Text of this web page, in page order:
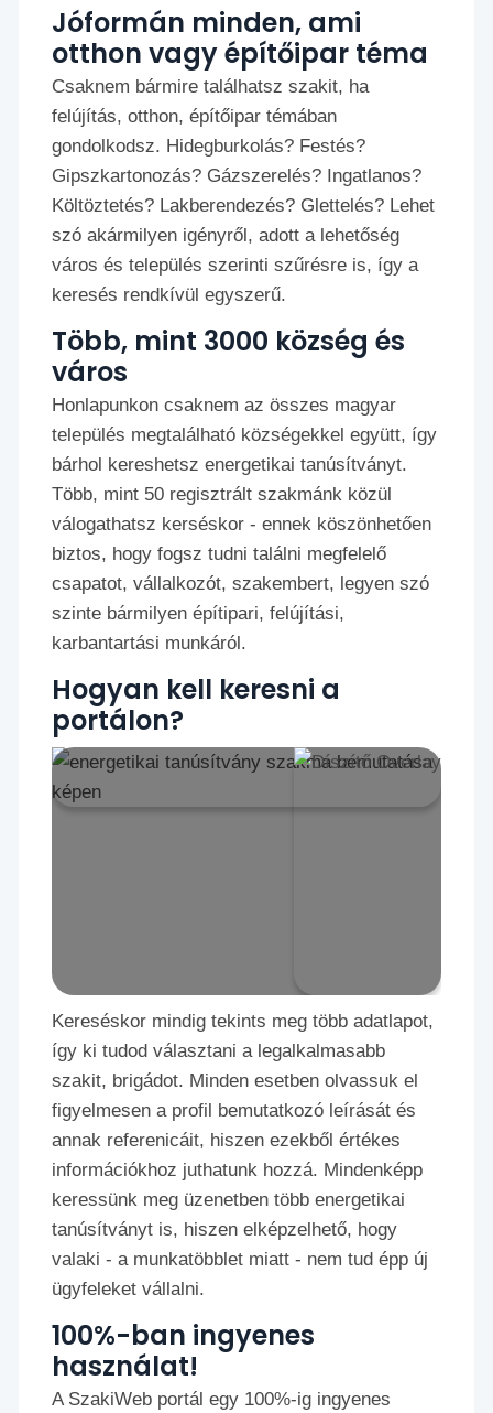
Jóformán minden, ami
otthon vagy építőipar téma
Csaknem bármire találhatsz szakit, ha
felújítás, otthon, építőipar témában
gondolkodsz. Hidegburkolás? Festés?
Gipszkartonozás? Gázszerelés? Ingatlanos?
Költöztetés? Lakberendezés? Glettelés? Lehet
szó akármilyen igényről, adott a lehetőség
város és település szerinti szűrésre is, így a
keresés rendkívül egyszerű.
Több, mint 3000 község és
város
Honlapunkon csaknem az összes magyar
település megtalálható községekkel együtt, így
bárhol kereshetsz energetikai tanúsítványt.
Több, mint 50 regisztrált szakmánk közül
válogathatsz kerséskor - ennek köszönhetően
biztos, hogy fogsz tudni találni megfelelő
csapatot, vállalkozót, szakembert, legyen szó
szinte bármilyen építipari, felújítási,
karbantartási munkáról.
Hogyan kell keresni a
portálon?
Kereséskor mindig tekints meg több adatlapot,
így ki tudod választani a legalkalmasabb
szakit, brigádot. Minden esetben olvassuk el
figyelmesen a profil bemutatkozó leírását és
annak referenicáit, hiszen ezekből értékes
információkhoz juthatunk hozzá. Mindenképp
keressünk meg üzenetben több energetikai
tanúsítványt is, hiszen elképzelhető, hogy
valaki - a munkatöbblet miatt - nem tud épp új
ügyfeleket vállalni.
100%-ban ingyenes
használat!
A SzakiWeb portál egy 100%-ig ingyenes